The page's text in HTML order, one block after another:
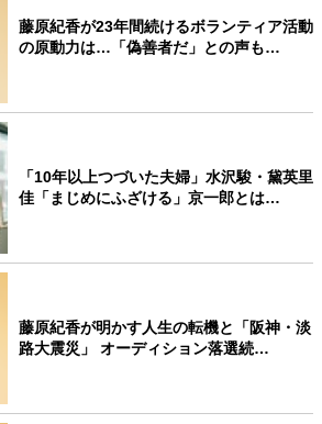
藤原紀香が23年間続けるボランティア活動
の原動力は…「偽善者だ」との声も…
「10年以上つづいた夫婦」水沢駿・黛英里
佳「まじめにふざける」京一郎とは…
藤原紀香が明かす人生の転機と「阪神・淡
路大震災」 オーディション落選続…